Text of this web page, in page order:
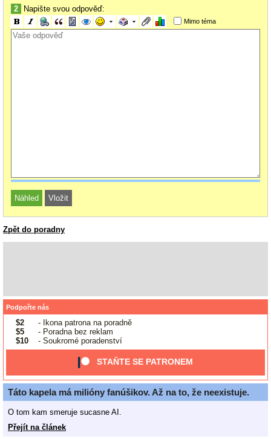
2 Napište svou odpověď:
Mimo téma
Zpět do poradny
Podpořte nás
$2
- Ikona patrona na poradně
$5
- Poradna bez reklam
$10
- Soukromé poradenství
STAŇTE SE PATRONEM
Táto kapela má milióny fanúšikov. Až na to, že neexistuje.
O tom kam smeruje sucasne AI.
Přejít na článek